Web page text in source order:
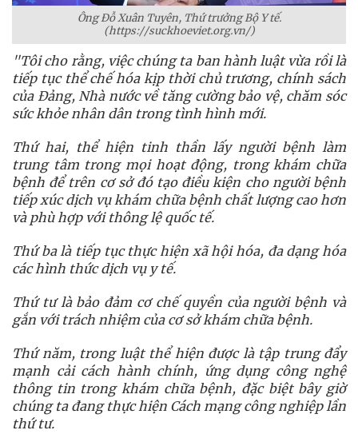
Ông Đỗ Xuân Tuyên, Thứ trưởng Bộ Y tế.
(https://suckhoeviet.org.vn/)
"Tôi cho rằng, việc chúng ta ban hành luật vừa rồi là
tiếp tục thể chế hóa kịp thời chủ trương, chính sách
của Đảng, Nhà nước về tăng cường bảo vệ, chăm sóc
sức khỏe nhân dân trong tình hình mới.
Thứ hai, thể hiện tinh thần lấy người bệnh làm
trung tâm trong mọi hoạt động, trong khám chữa
bệnh để trên cơ sở đó tạo điều kiện cho người bệnh
tiếp xúc dịch vụ khám chữa bệnh chất lượng cao hơn
và phù hợp với thông lệ quốc tế.
Thứ ba là tiếp tục thực hiện xã hội hóa, đa dạng hóa
các hình thức dịch vụ y tế.
Thứ tư là bảo đảm cơ chế quyền của người bệnh và
gắn với trách nhiệm của cơ sở khám chữa bệnh.
Thứ năm, trong luật thể hiện được là tập trung đẩy
mạnh cải cách hành chính, ứng dụng công nghệ
thông tin trong khám chữa bệnh, đặc biệt bây giờ
chúng ta đang thực hiện Cách mạng công nghiệp lần
thứ tư.